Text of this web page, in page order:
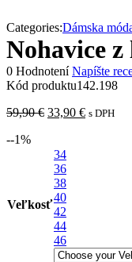
Categories:Dámska
Nohavice
0 Hodnotení Napíšte
Kód produktu142.198
59,90€ Pôvodná
59,90 €.
33,90 €Aktuálna
s DPH
--1%
Veľkosť
34
36
38
40
42
44
46